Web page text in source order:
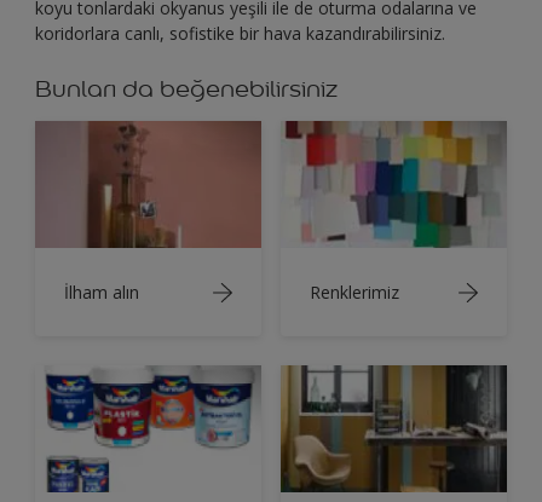
koyu tonlardaki okyanus yeşili ile de oturma odalarına ve
koridorlara canlı, sofistike bir hava kazandırabilirsiniz.
Bunları da beğenebilirsiniz
İlham alın Renklerimiz